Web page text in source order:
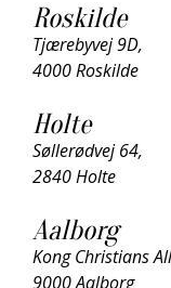
Roskilde
Tjærebyvej 9D,
4000 Roskilde
Holte
Søllerødvej 64,
2840 Holte
Aalborg
Kong Christians
9000 Aalborg